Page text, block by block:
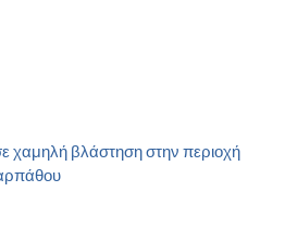
χαμηλή βλάστηση στην περιοχή